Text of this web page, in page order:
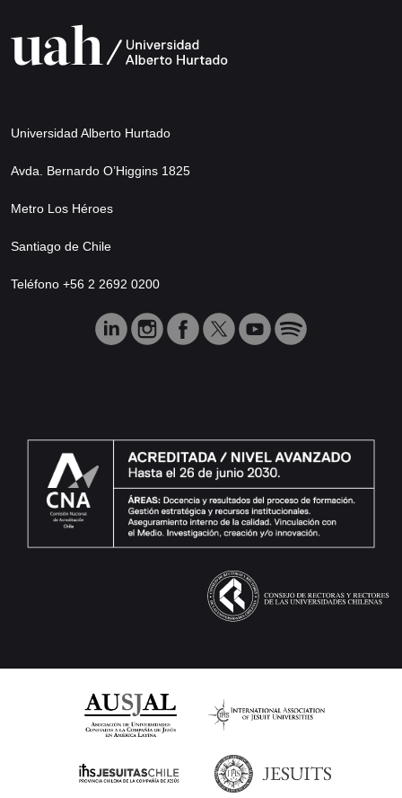
Universidad Alberto Hurtado
Avda. Bernardo O’Higgins 1825
Metro Los Héroes
Santiago de Chile
Teléfono +56 2 2692 0200